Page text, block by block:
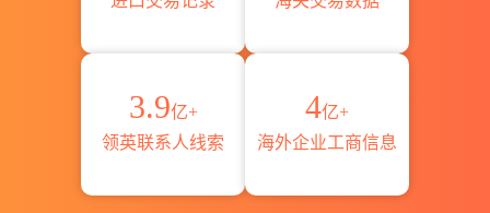
3.9亿+
领英联系人线索
4亿+
海外企业工商信息